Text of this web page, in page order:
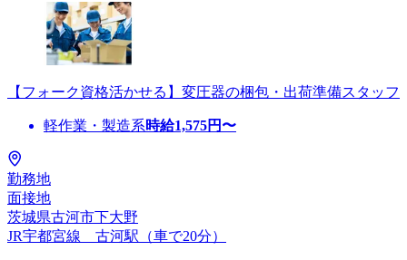
【フォーク資格活かせる】変圧器の梱包・出荷準備スタッフ
軽作業・製造系時給1,575円〜
勤務地
面接地
茨城県古河市下大野
JR宇都宮線 古河駅（車で20分）